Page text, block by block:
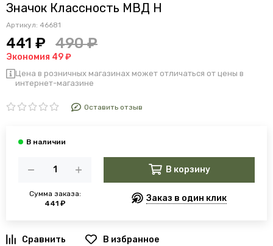
Значок Классность МВД Н
Артикул: 46681
441 ₽ 490 ₽
Экономия 49 ₽
Цена в розничных магазинах может отличаться от цены в
интернет-магазине
Оставить отзыв
Сумма заказа:
441 ₽
В корзину
Заказ в один клик
В избранное